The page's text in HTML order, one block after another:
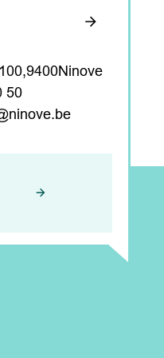
,9400Ninove
50
ninove.be